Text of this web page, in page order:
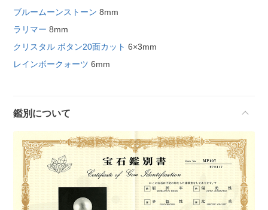
ブルームーンストーン 8mm
ラリマー 8mm
クリスタル ボタン20面カット 6×3mm
レインボークォーツ 6mm
鑑別について